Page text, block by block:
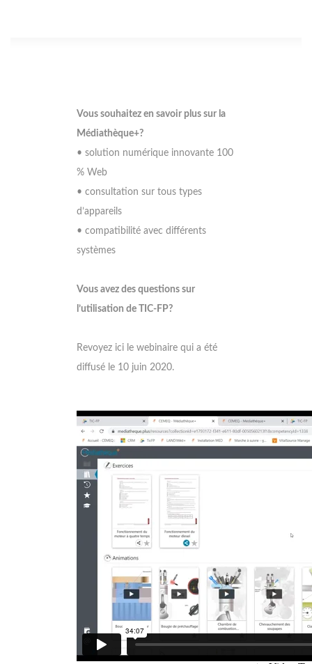
Vous souhaitez en savoir plus sur la
Médiathèque+?
• solution numérique innovante 100
% Web
• consultation sur tous types
d’appareils
• compatibilité avec différents
systèmes
Vous avez des questions sur
l’utilisation de TIC-FP?
Revoyez ici le webinaire qui a été
diffusé le 10 juin 2020.